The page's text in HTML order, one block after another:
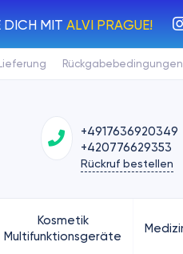
DICH MIT ALVI PRAGUE!
Rückgabebedingungen
+4917636920349
+420776629353
Rückruf bestellen
Kosmetik
Multifunktionsgeräte